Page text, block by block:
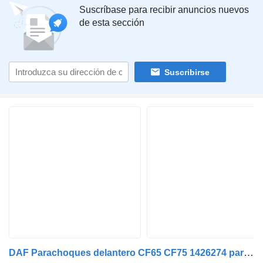
Suscríbase para recibir anuncios nuevos
de esta sección
Suscribirse
DAF Parachoques delantero CF65 CF75 1426274 para DAF camión